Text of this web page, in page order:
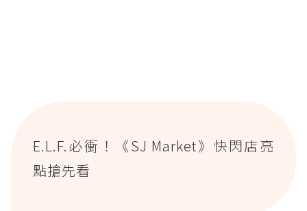
E.L.F.必衝！《SJ Market》快閃店亮
點搶先看